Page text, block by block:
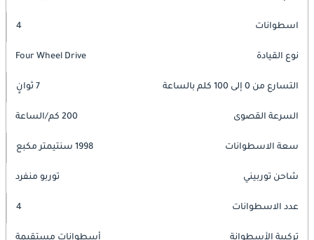
اسطوانات 4
نوع القيادة Four Wheel Drive
التسارع من 0 إلى 100 كلم بالساعة 7 ثوانٍ
السرعة القصوى 200 كم/الساعة
سعة الاسطوانات 1998 سنتيمتر مكبع
شاحن توربيني توربو منفرد
عدد الاسطوانات 4